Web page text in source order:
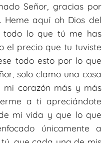
Señor, gracias por
aquí oh Dios del
todo lo que tú me has
el precio que tu tuviste
todo esto por lo que
solo clamo una cosa
corazón más y más
a ti apreciándote
mi vida y que lo que
únicamente a